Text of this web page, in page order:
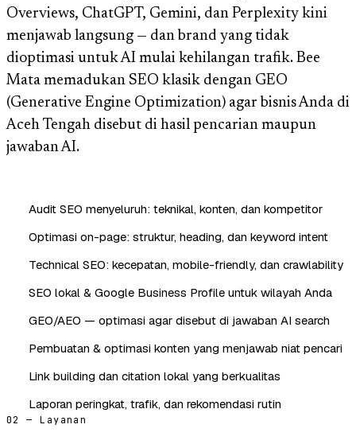
Overviews, ChatGPT, Gemini, dan Perplexity kini
menjawab langsung — dan brand yang tidak
dioptimasi untuk AI mulai kehilangan trafik. Bee
Mata memadukan SEO klasik dengan GEO
(Generative Engine Optimization) agar bisnis Anda di
Aceh Tengah disebut di hasil pencarian maupun
jawaban AI.
Audit SEO menyeluruh: teknikal, konten, dan kompetitor
Optimasi on-page: struktur, heading, dan keyword intent
Technical SEO: kecepatan, mobile-friendly, dan crawlability
SEO lokal & Google Business Profile untuk wilayah Anda
GEO/AEO — optimasi agar disebut di jawaban AI search
Pembuatan & optimasi konten yang menjawab niat pencari
Link building dan citation lokal yang berkualitas
Laporan peringkat, trafik, dan rekomendasi rutin
02 — Layanan